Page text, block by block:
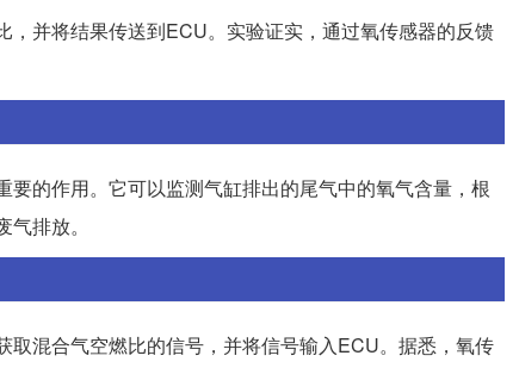
并将结果传送到ECU。实验证实，通过氧传感器的反馈
的作用。它可以监测气缸排出的尾气中的氧气含量，根
排放。
混合气空燃比的信号，并将信号输入ECU。据悉，氧传